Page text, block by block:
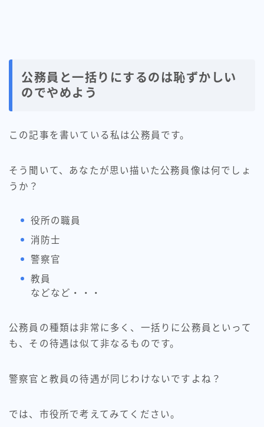
公務員と一括りにするのは恥ずかしい
のでやめよう
この記事を書いている私は公務員です。
そう聞いて、あなたが思い描いた公務員像は何でしょ
うか？
役所の職員
消防士
警察官
教員
などなど・・・
公務員の種類は非常に多く、一括りに公務員といって
も、その待遇は似て非なるものです。
警察官と教員の待遇が同じわけないですよね？
では、市役所で考えてみてください。